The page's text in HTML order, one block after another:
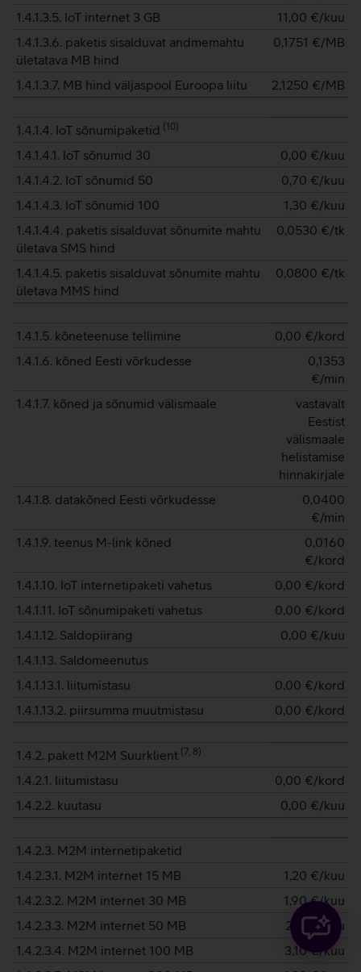
1.4.1.3.5. IoT internet 3 GB
11,00 €/kuu
1.4.1.3.6. paketis sisalduvat andmemahtu
ületatava MB hind
0,1751 €/MB
1.4.1.3.7. MB hind väljaspool Euroopa liitu 2,1250 €/MB
1.4.1.4. IoT sõnumipaketid (10)
1.4.1.4.1. IoT sõnumid 30 0,00 €/kuu
1.4.1.4.2. IoT sõnumid 50
0,70 €/kuu
1.4.1.4.3. IoT sõnumid 100
1,30 €/kuu
1.4.1.4.4. paketis sisalduvat sõnumite mahtu
ületava SMS hind
0,0530 €/tk
1.4.1.4.5. paketis sisalduvat sõnumite mahtu
ületava MMS hind
0,0800 €/tk
1.4.1.5. kõneteenuse tellimine 0,00 €/kord
1.4.1.6. kõned Eesti võrkudesse
0,1353
€/min
1.4.1.7. kõned ja sõnumid välismaale
vastavalt
Eestist
välismaale
helistamise
hinnakirjale
1.4.1.8. datakõned Eesti võrkudesse
0,0400
€/min
1.4.1.9. teenus M-link kõned
0,0160
€/kord
1.4.1.10. IoT internetipaketi vahetus
0,00 €/kord
1.4.1.11. IoT sõnumipaketi vahetus
0,00 €/kord
1.4.1.12. Saldopiirang
0,00 €/kuu
1.4.1.13. Saldomeenutus
1.4.1.13.1. liitumistasu
0,00 €/kord
1.4.1.13.2. piirsumma muutmistasu
0,00 €/kord
1.4.2. pakett M2M Suurklient (7, 8)
1.4.2.1. liitumistasu 0,00 €/kord
1.4.2.2. kuutasu
0,00 €/kuu
1.4.2.3. M2M internetipaketid
1.4.2.3.1. M2M internet 15 MB
1,20 €/kuu
1.4.2.3.2. M2M internet 30 MB
1,90 €/kuu
1.4.2.3.3. M2M internet 50 MB
2,15
€/kuu
1.4.2.3.4. M2M internet 100 MB
3,10 €/kuu